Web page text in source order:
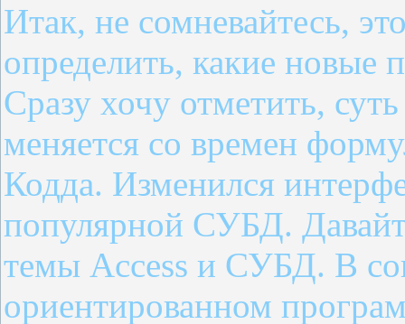
Итак, не сомневайтесь,
определить, какие новые
Сразу хочу отметить,
меняется со времен
Кодда. Изменился
популярной СУБД.
темы Access и СУБД. В
ориентированном